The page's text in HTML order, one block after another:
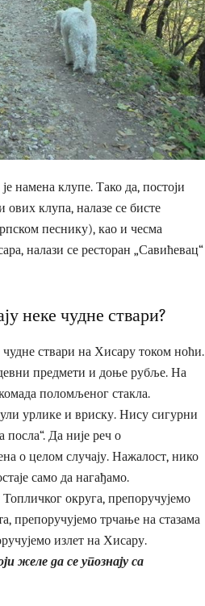
намена клупе. Тако да, постоји
клупа, налазе се бисте
песнику), као и чесма
налази се ресторан „Савићевац“
неке чудне ствари?
ствари на Хисару током ноћи.
предмети и доње рубље. На
поломљеног стакла.
урлике и вриску. Нису сигурни
Да није реч о
о целом случају. Нажалост, нико
само да нагађамо.
округа, препоручујемо
препоручујемо трчање на стазама
излет на Хисару.
желе да се упознају са